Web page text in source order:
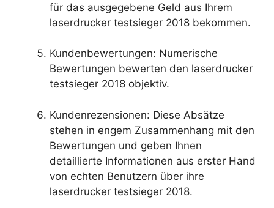
für das ausgegebene Geld aus Ihrem
laserdrucker testsieger 2018 bekommen.
Kundenbewertungen: Numerische
Bewertungen bewerten den laserdrucker
testsieger 2018 objektiv.
Kundenrezensionen: Diese Absätze
stehen in engem Zusammenhang mit den
Bewertungen und geben Ihnen
detaillierte Informationen aus erster Hand
von echten Benutzern über ihre
laserdrucker testsieger 2018.